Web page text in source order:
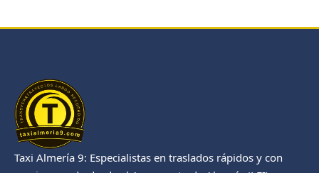
Taxi Almería 9: Especialistas en traslados rápidos y con